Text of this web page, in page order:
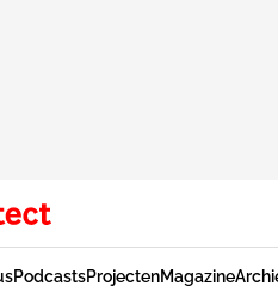
PodcastsProjectenMagazine